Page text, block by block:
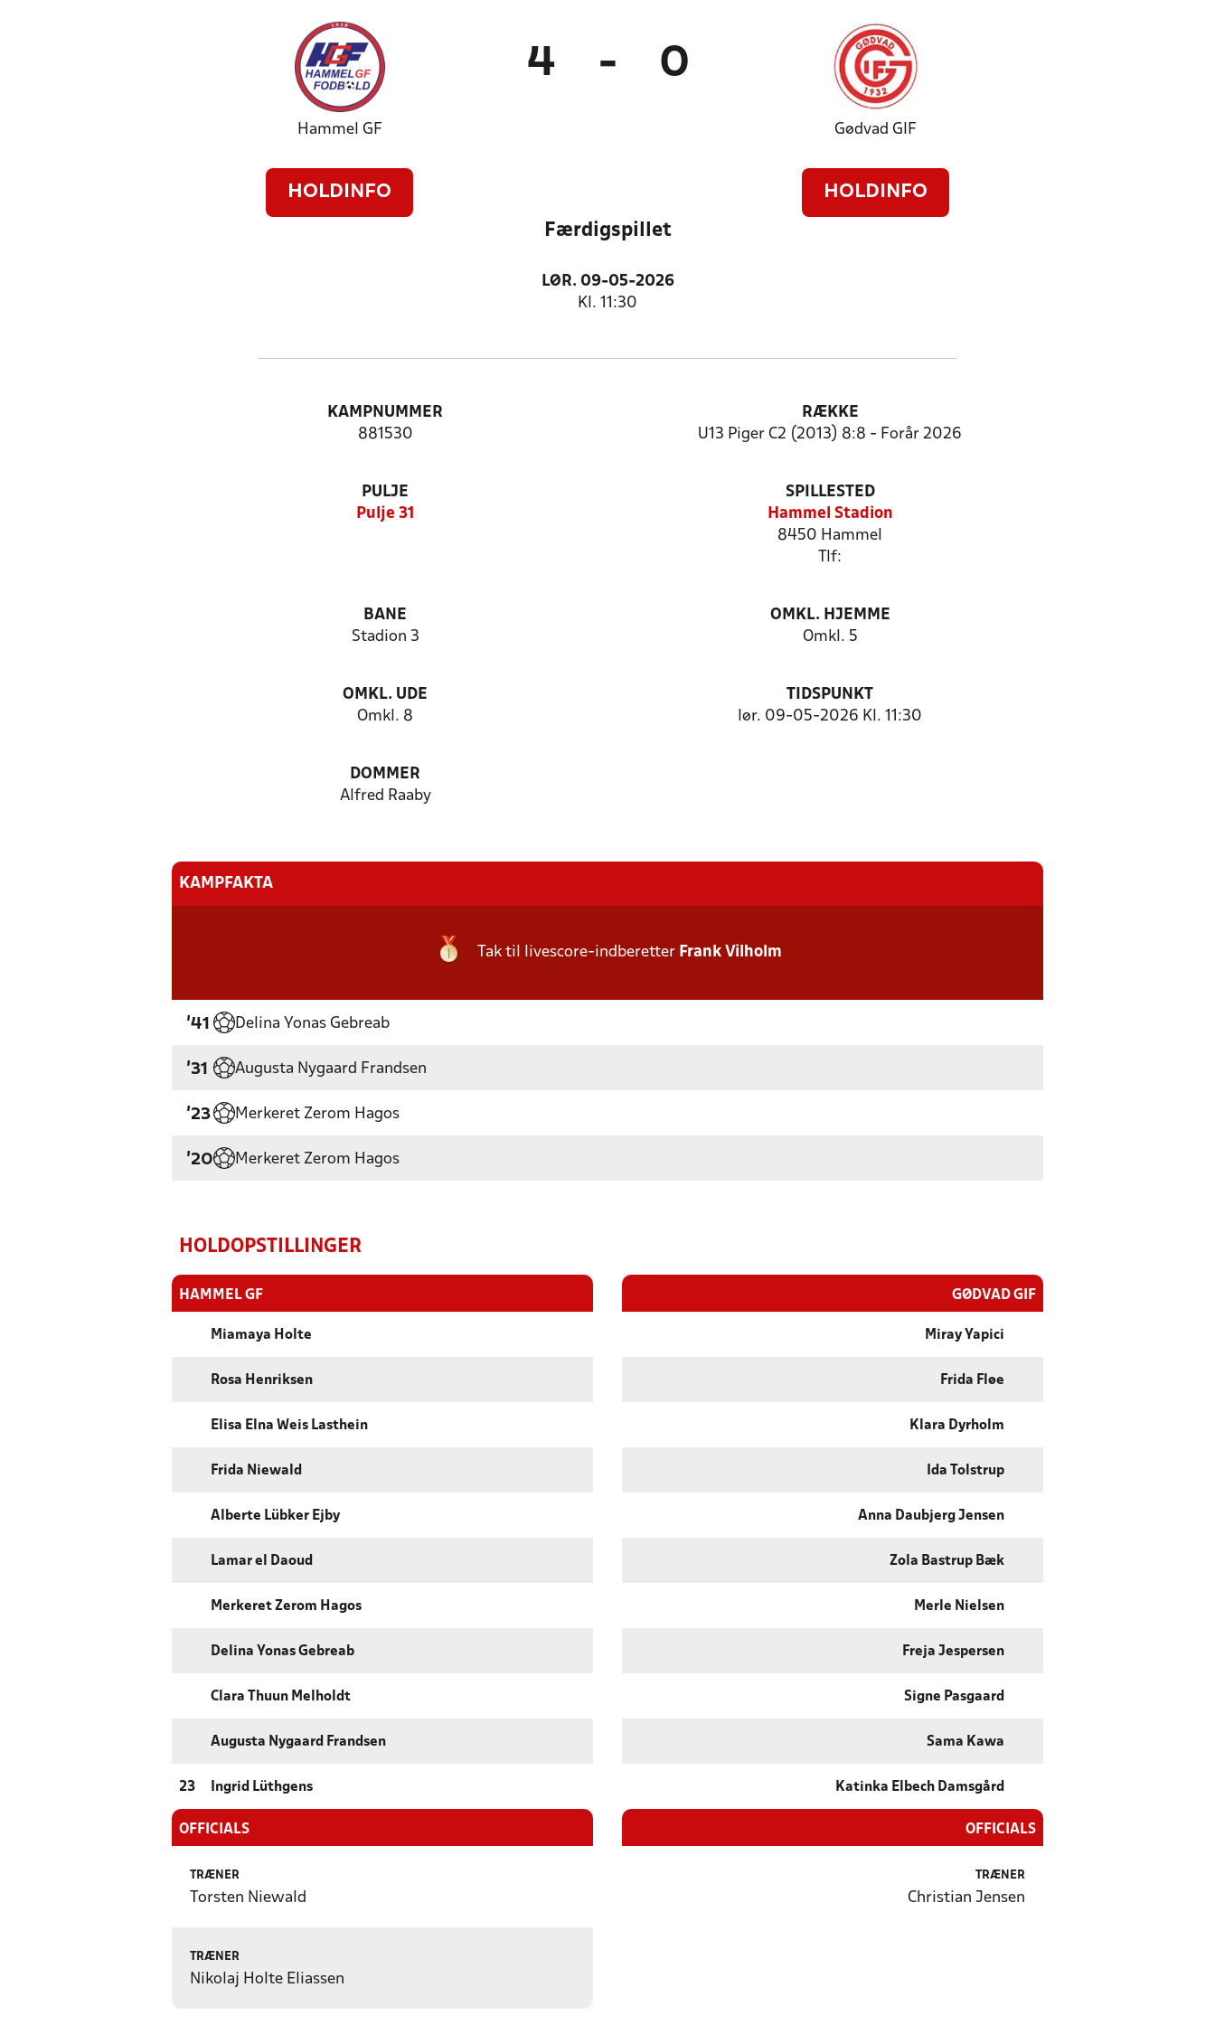
Hammel GF
HOLDINFO
4 - 0
Gødvad GIF
HOLDINFO
Færdigspillet
LØR. 09-05-2026
Kl. 11:30
KAMPNUMMER
881530
RÆKKE
U13 Piger C2 (2013) 8:8 - Forår 2026
PULJE
Pulje 31
SPILLESTED
Hammel Stadion
8450 Hammel
Tlf:
BANE
Stadion 3
OMKL. HJEMME
Omkl. 5
OMKL. UDE
Omkl. 8
TIDSPUNKT
lør. 09-05-2026 Kl. 11:30
DOMMER
Alfred Raaby
KAMPFAKTA
Tak til livescore-indberetter Frank Vilholm
'41 Delina Yonas Gebreab
'31 Augusta Nygaard Frandsen
'23 Merkeret Zerom Hagos
'20 Merkeret Zerom Hagos
HOLDOPSTILLINGER
HAMMEL GF
Miamaya Holte
Rosa Henriksen
Elisa Elna Weis Lasthein
Frida Niewald
Alberte Lübker Ejby
Lamar el Daoud
Merkeret Zerom Hagos
Delina Yonas Gebreab
Clara Thuun Melholdt
Augusta Nygaard Frandsen
23 Ingrid Lüthgens
OFFICIALS
TRÆNER
Torsten Niewald
TRÆNER
Nikolaj Holte Eliassen
GØDVAD GIF
Miray Yapici
Frida Fløe
Klara Dyrholm
Ida Tolstrup
Anna Daubjerg Jensen
Zola Bastrup Bæk
Merle Nielsen
Freja Jespersen
Signe Pasgaard
Sama Kawa
Katinka Elbech Damsgård
OFFICIALS
TRÆNER
Christian Jensen